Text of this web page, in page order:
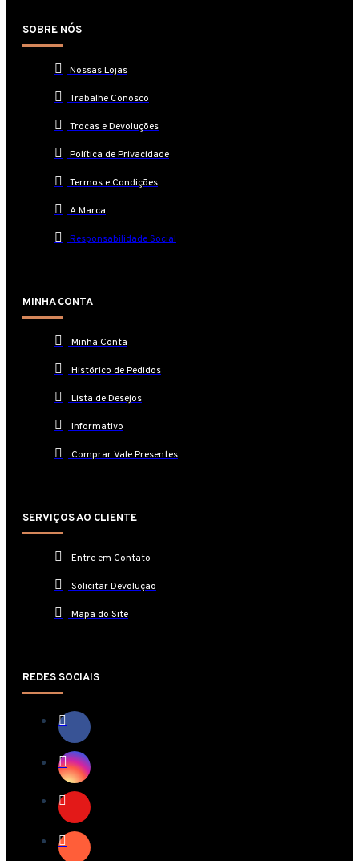
SOBRE NÓS
Nossas Lojas
Trabalhe Conosco
Trocas e Devoluções
Política de Privacidade
Termos e Condições
A Marca
Responsabilidade Social
MINHA CONTA
Minha Conta
Histórico de Pedidos
Lista de Desejos
Informativo
Comprar Vale Presentes
SERVIÇOS AO CLIENTE
Entre em Contato
Solicitar Devolução
Mapa do Site
REDES SOCIAIS